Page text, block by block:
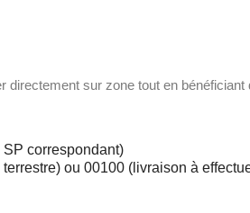
sur zone tout en bénéficiant
correspondant)
ou 00100 (livraison à